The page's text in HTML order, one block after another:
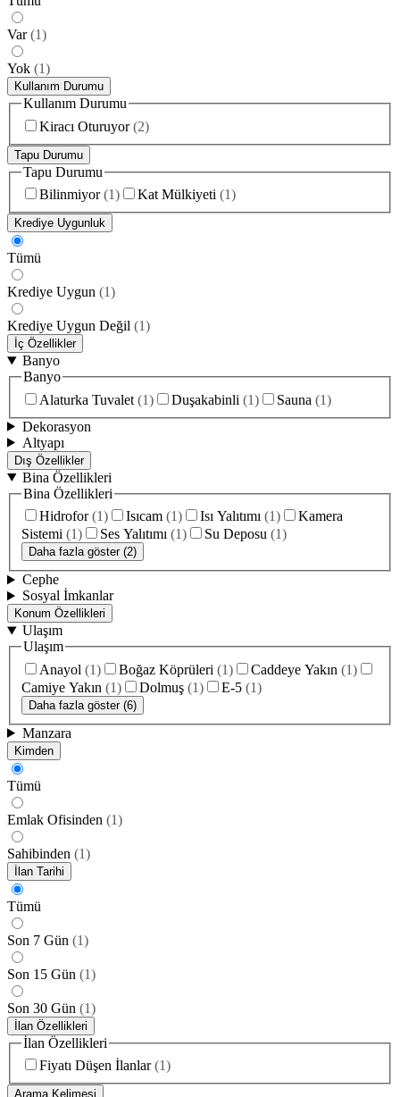
Var (1)
Yok (1)
Kullanım Durumu
Kullanım Durumu
Kiracı Oturuyor (2)
Tapu Durumu
Tapu Durumu
Bilinmiyor (1) Kat Mülkiyeti (1)
Krediye Uygunluk
Tümü
Krediye Uygun (1)
Krediye Uygun Değil (1)
İç Özellikler
Banyo
Banyo
Alaturka Tuvalet (1) Duşakabinli (1) Sauna (1)
Dekorasyon
Altyapı
Dış Özellikler
Bina Özellikleri
Bina Özellikleri
Hidrofor (1) Isıcam (1) Isı Yalıtımı (1)
Kamera
Sistemi (1) Ses Yalıtımı (1) Su Deposu (1)
Daha fazla göster (2)
Cephe
Sosyal İmkanlar
Konum Özellikleri
Ulaşım
Ulaşım
Anayol (1) Boğaz Köprüleri (1) Caddeye Yakın (1)
Camiye Yakın (1) Dolmuş (1) E-5 (1)
Daha fazla göster (6)
Manzara
Kimden
Tümü
Emlak Ofisinden (1)
Sahibinden (1)
İlan Tarihi
Tümü
Son 7 Gün (1)
Son 15 Gün (1)
Son 30 Gün (1)
İlan Özellikleri
İlan Özellikleri
Fiyatı Düşen İlanlar (1)
Arama Kelimesi